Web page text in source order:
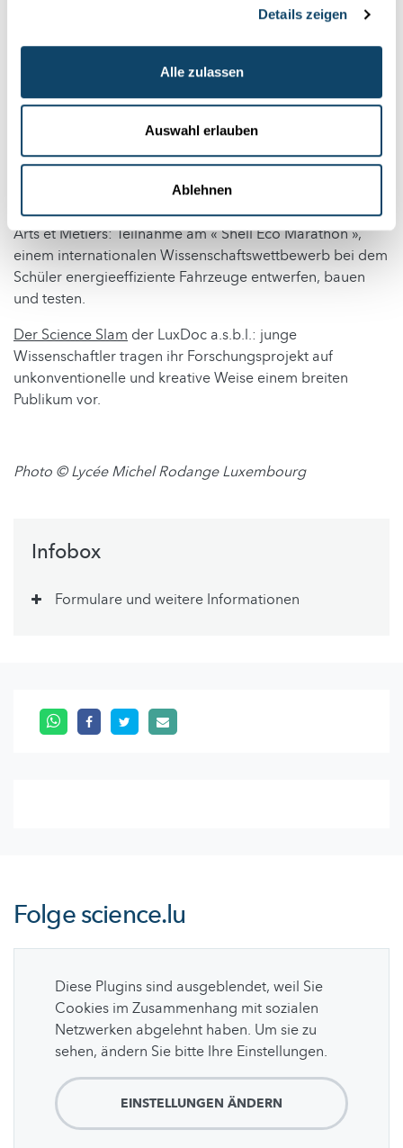
Details zeigen
Alle zulassen
Auswahl erlauben
Ablehnen
zwischen Grundschulen und
experimentieren mit Gegenständen aus der Küche.
Ettelbrück : Schüler der 11e und 12e lernen
wissenschaftliche Berufe anhand von interaktiven
Workshops kennen, die von Vertretern aus der
Der Wissenschaftswettbewerbdes Lycée technique des
Arts et Métiers: Teilnahme am « Shell Eco Marathon »,
einem internationalen Wissenschaftswettbewerb bei dem
Schüler energieeffiziente Fahrzeuge entwerfen, bauen
und testen.
Der Science Slam der LuxDoc a.s.b.l.: junge
Wissenschaftler tragen ihr Forschungsprojekt auf
unkonventionelle und kreative Weise einem breiten
Publikum vor.
Photo © Lycée Michel Rodange Luxembourg
Infobox
Formulare und weitere Informationen
Folgescience.lu
Diese Plugins sind ausgeblendet, weil Sie
Cookies im Zusammenhang mit sozialen
Netzwerken abgelehnt haben. Um sie zu
sehen, ändern Sie bitte Ihre Einstellungen.
EINSTELLUNGEN ÄNDERN